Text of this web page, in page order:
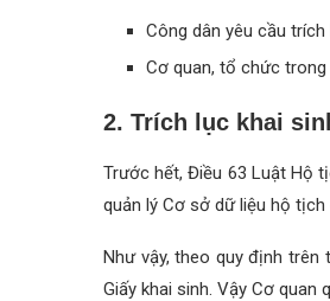
Công dân yêu cầu
Cơ quan, tổ chức
2. Trích lục khai
Trước hết, Điều 63 Luật Hộ
quản lý Cơ sở dữ liệu hộ tịch
Như vậy, theo quy định
Giấy khai sinh. Vậy Cơ